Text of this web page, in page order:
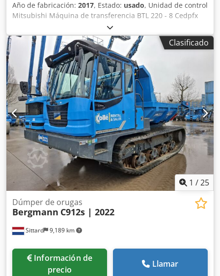
Año de fabricación: 2017, Estado: usado, Unidad de control
Mitsubishi Máquina de transferencia BTL 220 - 8 Cedpfx
Aoquy Duecmsrf Ámbito de aplicación: fabricación de
componentes de chasis de fundición con grafito nodular
en una posición de sujeción, producción de grandes series
o mayores cantidades cantidades, tiempo de ciclo actual
Clasificado
1 /25
Sittard 9,189 km
Dúmper de orugas
Bergmann C912s | 2022
Información de
precio
Llamar